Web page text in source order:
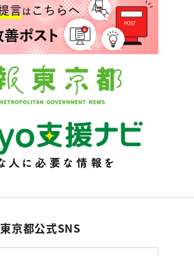
東京都公式SNS